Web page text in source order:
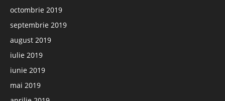
octombrie 2019
septembrie 2019
august 2019
iulie 2019
iunie 2019
mai 2019